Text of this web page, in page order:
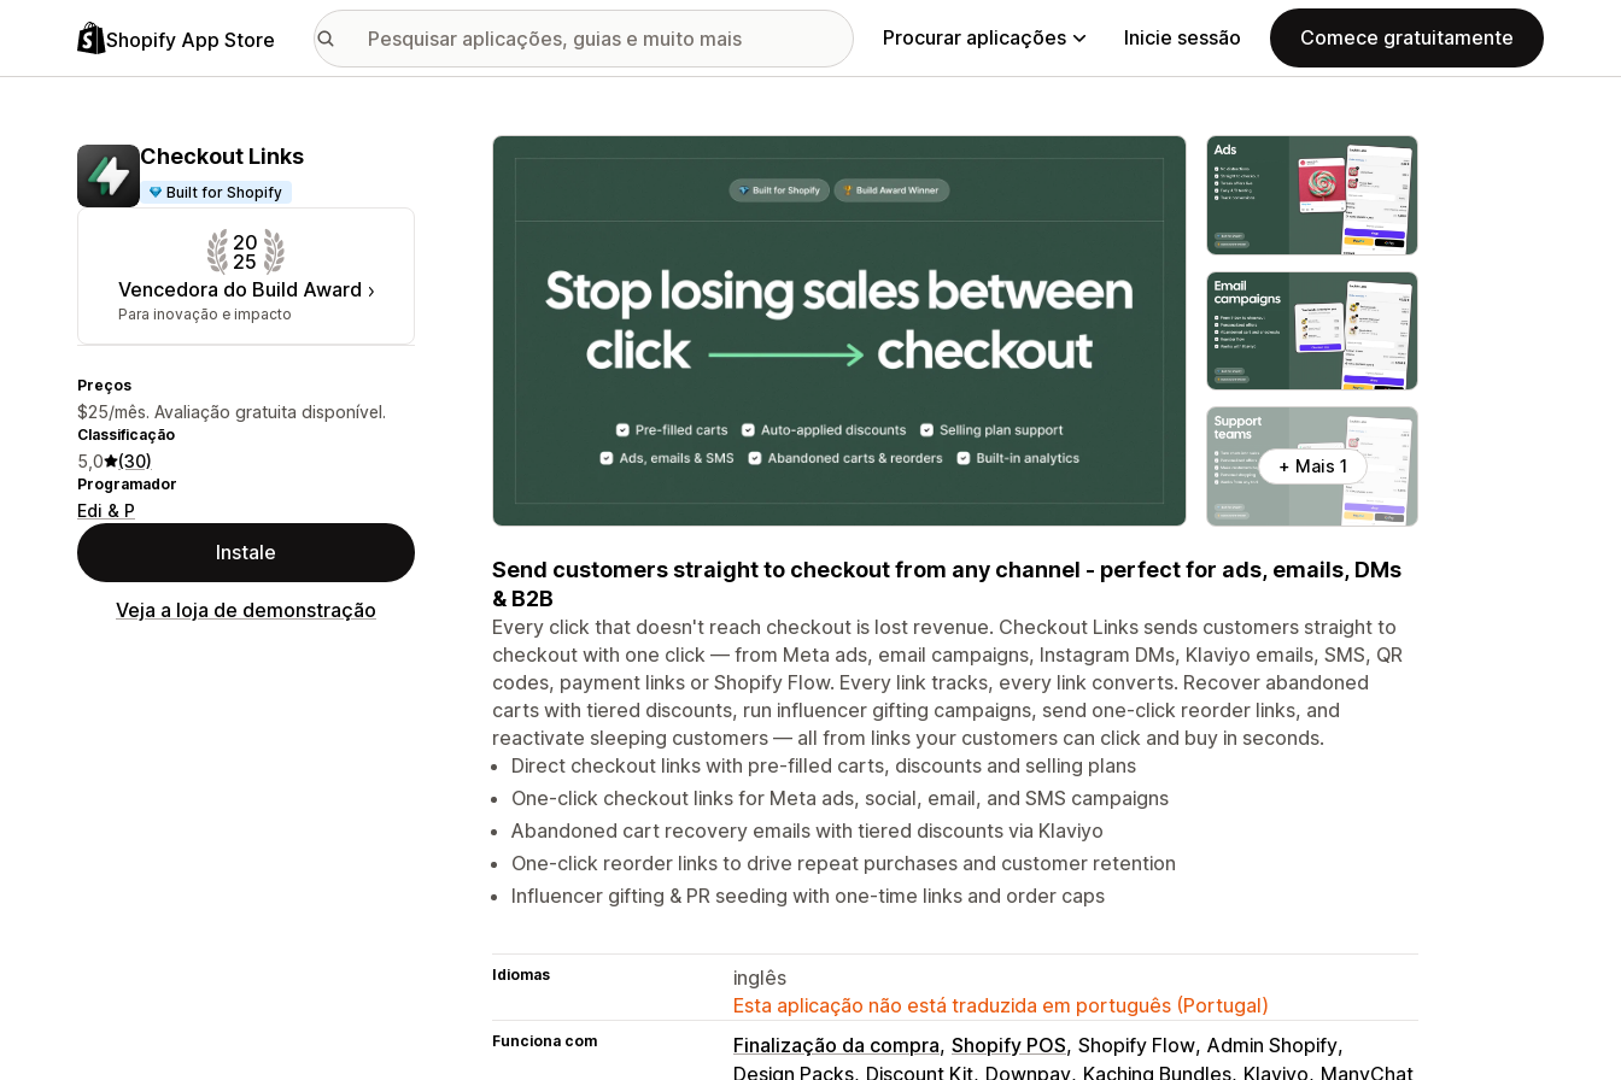
Shopify App Store Procurar aplicações Inicie sessão Comece gratuitamente
Checkout Links
Built for Shopify
20
25
Vencedora do Build Award
Para inovação e impacto
Preços
$25/mês. Avaliação gratuita disponível.
Classificação
5,0 (30)
Programador
Edi & P
Instale
Veja a loja de demonstração
Galeria de imagens em destaque
+ Mais 1
Send customers straight to checkout from any channel - perfect for ads, emails, DMs
& B2B
Every click that doesn't reach checkout is lost revenue. Checkout Links sends customers straight to
checkout with one click — from Meta ads, email campaigns, Instagram DMs, Klaviyo emails, SMS, QR
codes, payment links or Shopify Flow. Every link tracks, every link converts. Recover abandoned
carts with tiered discounts, run influencer gifting campaigns, send one-click reorder links, and
reactivate sleeping customers — all from links your customers can click and buy in seconds.
Direct checkout links with pre-filled carts, discounts and selling plans
One-click checkout links for Meta ads, social, email, and SMS campaigns
Abandoned cart recovery emails with tiered discounts via Klaviyo
One-click reorder links to drive repeat purchases and customer retention
Influencer gifting & PR seeding with one-time links and order caps
Idiomas
inglês
Esta aplicação não está traduzida em português (Portugal)
Funciona com Finalização da compra Shopify POS Shopify Flow Admin Shopify
Design Packs Discount Kit Downpay Kaching Bundles Klaviyo ManyChat